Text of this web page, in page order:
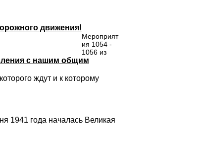
движения!
с нашим общим
ждут и к которому
1941 года началась Великая
Мероприят
ия 1054 -
1056 из